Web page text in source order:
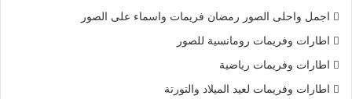
اجمل واحلى الصور رمضان فريمات واسماء على الصور
اطارات وفريمات رومانسية للصور
اطارات وفريمات رياضية
اطارات وفريمات لعيد الميلاد والتورتة